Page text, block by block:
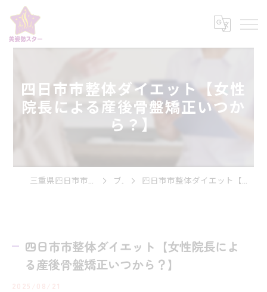
四日市市整体ダイエット【女性
院長による産後骨盤矯正いつか
ら？】
三重県四日市市の整体なら美姿勢スター ブログ 四日市市整体ダイエット【女性院長による産後骨盤矯正いつから？】
四日市市整体ダイエット【女性院長によ
る産後骨盤矯正いつから？】
2025/08/21